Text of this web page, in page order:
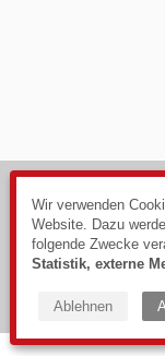
Wir verwenden
Website. Dazu
folgende Zwecke
Statistik, externe
Ablehnen